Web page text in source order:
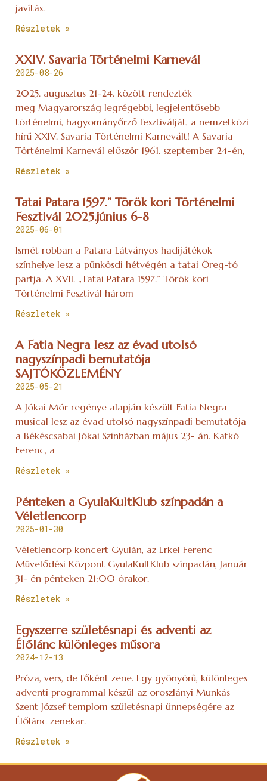
javítás.
Részletek »
XXIV. Savaria Történelmi Karnevál
2025-08-26
2025. augusztus 21-24. között rendezték
meg Magyarország legrégebbi, legjelentősebb
történelmi, hagyományőrző fesztiválját, a nemzetközi
hírű XXIV. Savaria Történelmi Karnevált! A Savaria
Történelmi Karnevál először 1961. szeptember 24-én,
Részletek »
Tatai Patara 1597.” Török kori Történelmi
Fesztivál 2025.június 6-8
2025-06-01
Ismét robban a Patara Látványos hadijátékok
színhelye lesz a pünkösdi hétvégén a tatai Öreg-tó
partja. A XVII. „Tatai Patara 1597.” Török kori
Történelmi Fesztivál három
Részletek »
A Fatia Negra lesz az évad utolsó
nagyszínpadi bemutatója
SAJTÓKÖZLEMÉNY
2025-05-21
A Jókai Mór regénye alapján készült Fatia Negra
musical lesz az évad utolsó nagyszínpadi bemutatója
a Békéscsabai Jókai Színházban május 23- án. Katkó
Ferenc, a
Részletek »
Pénteken a GyulaKultKlub színpadán a
Véletlencorp
2025-01-30
Véletlencorp koncert Gyulán, az Erkel Ferenc
Művelődési Központ GyulaKultKlub színpadán, Január
31- én pénteken 21:00 órakor.
Részletek »
Egyszerre születésnapi és adventi az
Élőlánc különleges műsora
2024-12-13
Próza, vers, de főként zene. Egy gyönyörű, különleges
adventi programmal készül az oroszlányi Munkás
Szent József templom születésnapi ünnepségére az
Élőlánc zenekar.
Részletek »